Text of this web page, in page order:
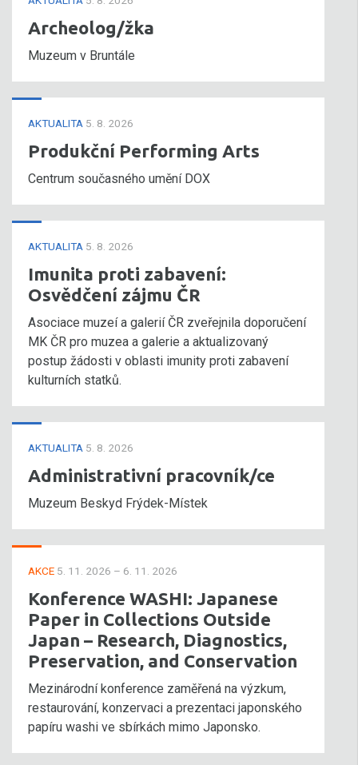
Archeolog/žka
Muzeum v Bruntále
AKTUALITA 5. 8. 2026
Produkční Performing Arts
Centrum současného umění DOX
AKTUALITA 5. 8. 2026
Imunita proti zabavení:
Osvědčení zájmu ČR
Asociace muzeí a galerií ČR zveřejnila doporučení
MK ČR pro muzea a galerie a aktualizovaný
postup žádosti v oblasti imunity proti zabavení
kulturních statků.
AKTUALITA 5. 8. 2026
Administrativní pracovník/ce
Muzeum Beskyd Frýdek-Místek
AKCE 5. 11. 2026 – 6. 11. 2026
Konference WASHI: Japanese
Paper in Collections Outside
Japan – Research, Diagnostics,
Preservation, and Conservation
Mezinárodní konference zaměřená na výzkum,
restaurování, konzervaci a prezentaci japonského
papíru washi ve sbírkách mimo Japonsko.